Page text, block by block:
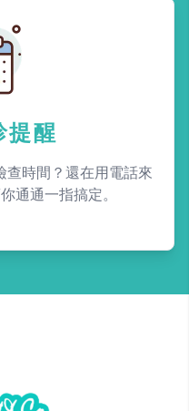
提醒
查時間？還在用電話來
通通一指搞定。